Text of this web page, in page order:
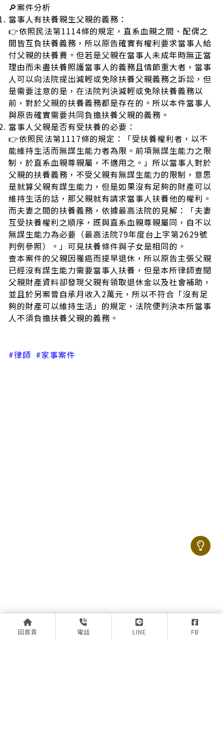
🔎案件分析
當事人有扶養親生父親的義務：
👉依照民法第1114條的規定，直系血親之間、配偶之
間皆互負扶養義務，所以原告確實有權利要求當事人給
付父親的扶養費。但若是父親在當事人未成年時無正當
理由而未盡扶養照護當事人的義務且情節重大者，當事
人可以向法院提出減輕或免除扶養父親義務之訴訟，但
是需要注意的是，在法院判決減輕或免除扶養義務以
前，對於父親的扶養義務都是存在的。所以本件當事人
與原告確實需要共同負擔扶養父親的義務。
當事人父親是否有受扶養的必要：
👉依照民法第1117條的規定：「受扶養權利者，以不
能維持生活而無謀生能力者為限。前項無謀生能力之限
制，於直系血親尊親屬，不適用之。」所以當事人對於
父親的扶養義務，不受父親有無謀生能力的限制，意思
是就算父親有謀生能力，但是如果沒有足夠的財產可以
維持生活的話，那父親就有請求當事人扶養他的權利。
而夫妻之間的扶養義務，依據最高法院的見解：「夫妻
互受扶養權利之順序，既與直系血親尊親屬同，自不以
無謀生能力為必要（最高法院79年度台上字第2629號
判例參照）。」可見扶養條件與子女是相同的。
查本案件的父親因罹癌而提早退休，所以原告主張父親
已經沒有謀生能力需要當事人扶養，但是本所律師查閱
父親財產資料卻發現父親有領取退休金以及社會補助，
並且於另案曾自承月收入2萬元，所以不符合「沒有足
夠的財產可以維持生活」的規定，法院便判決本所當事
人不須負擔扶養父親的義務。
#律師 #家事案件
回列表
回首頁 電話 LINE FB